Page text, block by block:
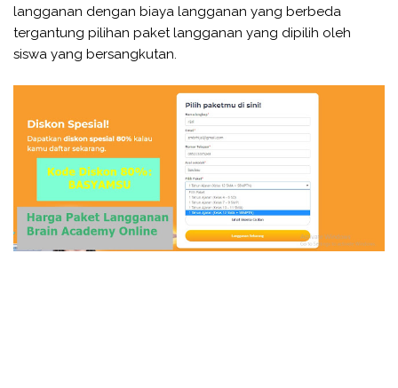
langganan dengan biaya langganan yang berbeda
tergantung pilihan paket langganan yang dipilih oleh
siswa yang bersangkutan.